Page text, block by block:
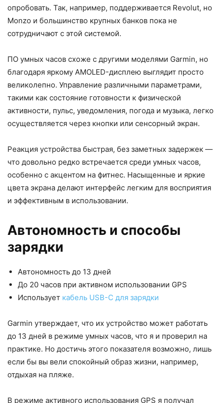
опробовать. Так, например, поддерживается Revolut, но
Monzo и большинство крупных банков пока не
сотрудничают с этой системой.
ПО умных часов схоже с другими моделями Garmin, но
благодаря яркому AMOLED-дисплею выглядит просто
великолепно. Управление различными параметрами,
такими как состояние готовности к физической
активности, пульс, уведомления, погода и музыка, легко
осуществляется через кнопки или сенсорный экран.
Реакция устройства быстрая, без заметных задержек —
что довольно редко встречается среди умных часов,
особенно с акцентом на фитнес. Насыщенные и яркие
цвета экрана делают интерфейс легким для восприятия
и эффективным в использовании.
Автономность и способы
зарядки
Автономность до 13 дней
До 20 часов при активном использовании GPS
Использует кабель USB-C для зарядки
Garmin утверждает, что их устройство может работать
до 13 дней в режиме умных часов, что я и проверил на
практике. Но достичь этого показателя возможно, лишь
если бы вы вели спокойный образ жизни, например,
отдыхая на пляже.
В режиме активного использования GPS я получал